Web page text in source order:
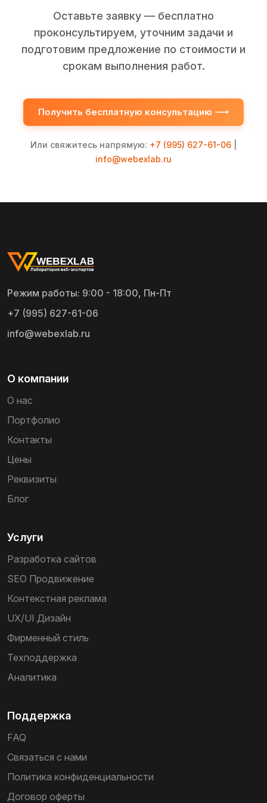
Оставьте заявку — бесплатно
проконсультируем, уточним задачи и
подготовим предложение по стоимости и
срокам выполнения работ.
Получить бесплатную консультацию
Или свяжитесь напрямую: +7 (995) 627-61-06
info@webexlab.ru
Режим работы: 9:00 - 18:00, Пн-Пт
+7 (995) 627-61-06
info@webexlab.ru
О компании
О нас
Портфолио
Контакты
Цены
Реквизиты
Блог
Услуги
Разработка сайтов
SEO Продвижение
Контекстная реклама
UX/UI Дизайн
Фирменный стиль
Техподдержка
Аналитика
Поддержка
FAQ
Связаться с нами
Политика конфиденциальности
Договор оферты